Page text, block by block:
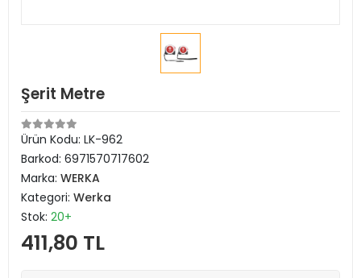
Şerit Metre
Ürün Kodu: LK-962
Barkod: 6971570717602
Marka: WERKA
Kategori: Werka
Stok: 20+
411,80 TL